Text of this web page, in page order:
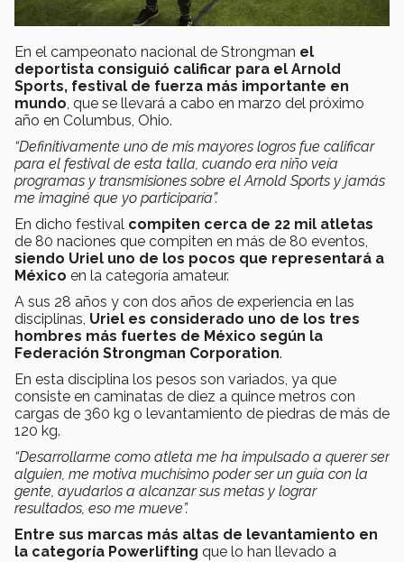
En el campeonato nacional de Strongman el
deportista consiguió calificar para el Arnold
Sports, festival de fuerza más importante en
mundo , que se llevará a cabo en marzo del próximo
año en Columbus, Ohio.
“Definitivamente uno de mis mayores logros fue calificar
para el festival de esta talla, cuando era niño veía
programas y transmisiones sobre el Arnold Sports y jamás
me imaginé que yo participaría”.
En dicho festival compiten cerca de 22 mil atletas
de 80 naciones que compiten en más de 80 eventos,
siendo Uriel uno de los pocos que representará a
México en la categoría amateur.
A sus 28 años y con dos años de experiencia en las
disciplinas, Uriel es considerado uno de los tres
hombres más fuertes de México según la
Federación Strongman Corporation.
En esta disciplina los pesos son variados, ya que
consiste en caminatas de diez a quince metros con
cargas de 360 kg o levantamiento de piedras de más de
120 kg.
“Desarrollarme como atleta me ha impulsado a querer ser
alguien, me motiva muchísimo poder ser un guía con la
gente, ayudarlos a alcanzar sus metas y lograr
resultados, eso me mueve”.
Entre sus marcas más altas de levantamiento en
la categoría Powerlifting que lo han llevado a